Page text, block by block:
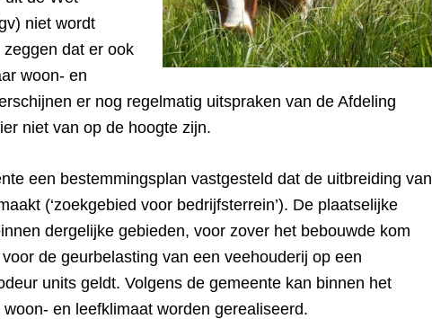
niet wordt
dat er ook
woon- en
er nog regelmatig uitspraken van de Afdeling
niet van op de hoogte zijn.
een bestemmingsplan vastgesteld dat de uitbreiding van
(‘zoekgebied voor bedrijfsterrein’). De plaatselijke
dergelijke gebieden, voor zover het bebouwde kom
de geurbelasting van een veehouderij op een
units geldt. Volgens de gemeente kan binnen het
en leefklimaat worden gerealiseerd.